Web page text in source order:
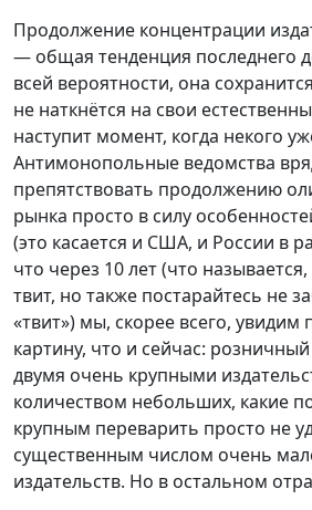
Продолжение концентрации
— общая тенденция последнего
всей вероятности, она
не наткнётся на свои
наступит момент, когда некого
Антимонопольные ведомства
препятствовать продолжению
рынка просто в силу
(это касается и США, и России в
что через 10 лет (что
твит, но также постарайтесь не
«твит») мы, скорее всего,
картину, что и сейчас:
двумя очень крупными
количеством небольших, какие
крупным переварить просто не
существенным числом очень
издательств. Но в остальном